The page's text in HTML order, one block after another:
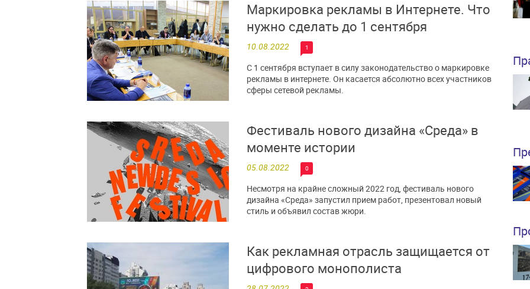
Маркировка рекламы в Интернете. Что
нужно сделать до 1 сентября
10.08.2022 1
С 1 сентября вступает в силу законодательство о маркировке
рекламы в интернете. Он касается абсолютно всех участников
сферы сетевой рекламы.
Фестиваль нового дизайна «Среда» в
моменте истории
05.08.2022 0
Несмотря на крайне сложный 2022 год, фестиваль нового
дизайна «Среда» запустил прием работ, презентовал новый
стиль и объявил состав жюри.
Как рекламная отрасль защищается от
цифрового монополиста